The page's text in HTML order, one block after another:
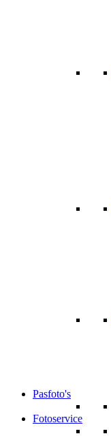
Pasfoto's
Fotoservice